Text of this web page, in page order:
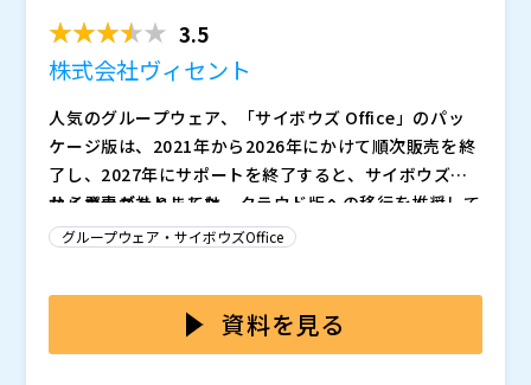
3.5
株式会社ヴィセント
人気のグループウェア、「サイボウズ Office」のパッ
ケージ版は、2021年から2026年にかけて順次販売を終
了し、2027年にサポートを終了すると、サイボウズ社
から発表がありました。
サイボウズ社としては、クラウド版への移行を推奨して
います。 しかし企業によっては、様々な理由から、引
下のような課題を抱えていらっしゃる方も多いのではな
き、サイボウズからデータ移行がしやすく、実績もある
グループウェア「スマルトオフィス（SMALT OFFIC
グループウェア・サイボウズOffice
資料を見る